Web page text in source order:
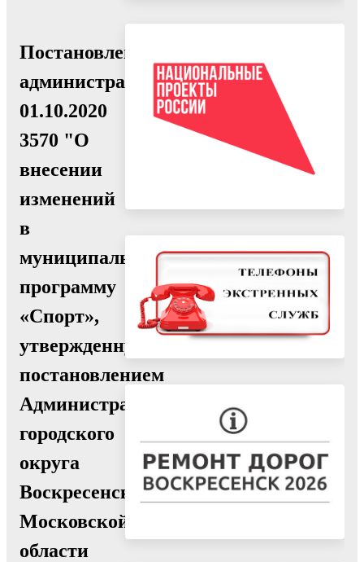
Постановление
администрации
01.10.2020
3570 "О
внесении
изменений
в
муниципальную
программу
«Спорт»,
утвержденную
постановлением
Администрации
городского
округа
Воскресенск
Московской
области